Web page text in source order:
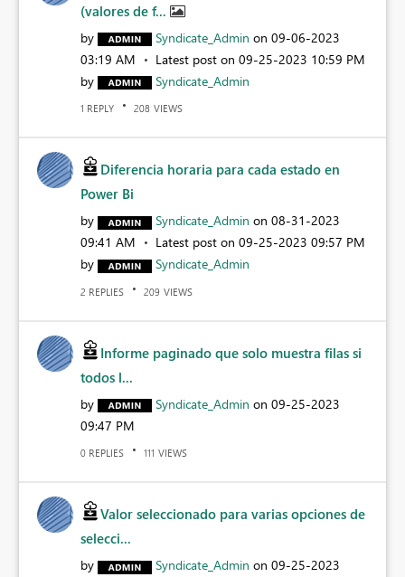
(valores de f...
by Syndicate_Admin on ‎09-06-2023
03:19 AM
Latest post on ‎09-25-2023 10:59 PM
by
Syndicate_Admin
1 REPLY 208 VIEWS
Diferencia horaria para cada estado en
Power Bi
by Syndicate_Admin on ‎08-31-2023
09:41 AM
Latest post on ‎09-25-2023 09:57 PM
by
Syndicate_Admin
2 REPLIES 209 VIEWS
Informe paginado que solo muestra filas si
todos l...
by Syndicate_Admin on ‎09-25-2023
09:47 PM
0 REPLIES 111 VIEWS
Valor seleccionado para varias opciones de
selecci...
by Syndicate_Admin on ‎09-25-2023